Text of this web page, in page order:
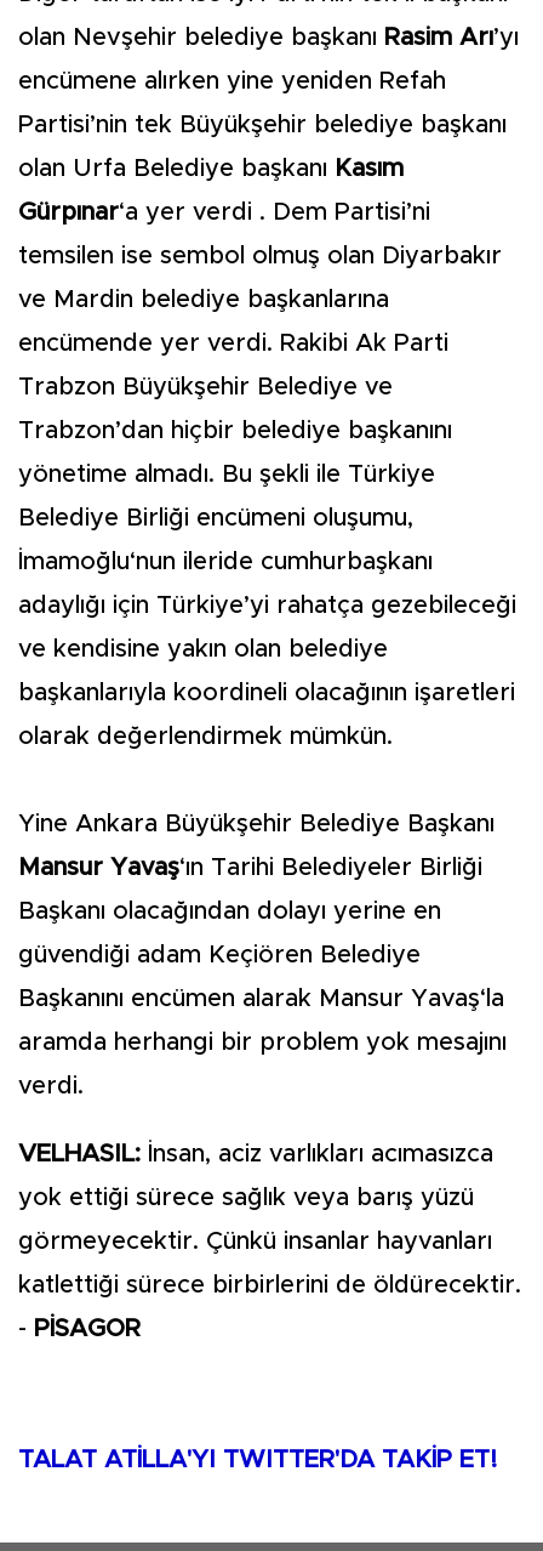
olan Nevşehir belediye başkanı Rasim Arı’yı
encümene alırken yine yeniden Refah
Partisi’nin tek Büyükşehir belediye başkanı
olan Urfa Belediye başkanı Kasım
Gürpınar‘a yer verdi . Dem Partisi’ni
temsilen ise sembol olmuş olan Diyarbakır
ve Mardin belediye başkanlarına
encümende yer verdi. Rakibi Ak Parti
Trabzon Büyükşehir Belediye ve
Trabzon’dan hiçbir belediye başkanını
yönetime almadı. Bu şekli ile Türkiye
Belediye Birliği encümeni oluşumu,
İmamoğlu‘nun ileride cumhurbaşkanı
adaylığı için Türkiye’yi rahatça gezebileceği
ve kendisine yakın olan belediye
başkanlarıyla koordineli olacağının işaretleri
olarak değerlendirmek mümkün.
Yine Ankara Büyükşehir Belediye Başkanı
Mansur Yavaş‘ın Tarihi Belediyeler Birliği
Başkanı olacağından dolayı yerine en
güvendiği adam Keçiören Belediye
Başkanını encümen alarak Mansur Yavaş‘la
aramda herhangi bir problem yok mesajını
verdi.
VELHASIL: İnsan, aciz varlıkları acımasızca
yok ettiği sürece sağlık veya barış yüzü
görmeyecektir. Çünkü insanlar hayvanları
katlettiği sürece birbirlerini de öldürecektir.
- PİSAGOR
TALAT ATİLLA'YI TWITTER'DA TAKİP ET!